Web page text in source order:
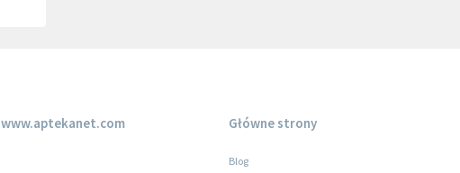
www.aptekanet.com Główne strony
Blog